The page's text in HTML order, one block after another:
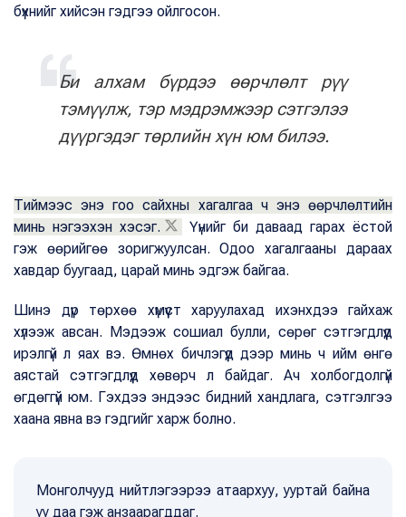
бүхнийг хийсэн гэдгээ ойлгосон.
Би алхам бүрдээ өөрчлөлт рүү
тэмүүлж, тэр мэдрэмжээр сэтгэлээ
дүүргэдэг төрлийн хүн юм билээ.
Тиймээс энэ гоо сайхны хагалгаа ч энэ өөрчлөлтийн
минь нэгээхэн хэсэг.
Үүнийг би даваад гарах ёстой
гэж өөрийгөө зоригжуулсан. Одоо хагалгааны дараах
хавдар буугаад, царай минь эдгэж байгаа.
Шинэ дүр төрхөө хүмүүст харуулахад ихэнхдээ гайхаж
хүлээж авсан. Мэдээж сошиал булли, сөрөг сэтгэгдлүүд
ирэлгүй л яах вэ. Өмнөх бичлэгүүд дээр минь ч ийм өнгө
аястай сэтгэгдлүүд хөвөрч л байдаг. Ач холбогдолгүй
өгдөггүй юм. Гэхдээ эндээс бидний хандлага, сэтгэлгээ
хаана явна вэ гэдгийг харж болно.
Монголчууд нийтлэгээрээ атаархуу, ууртай байна
уу даа гэж анзаарагддаг.